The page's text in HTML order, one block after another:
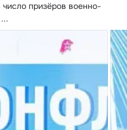
призёров военно-
...